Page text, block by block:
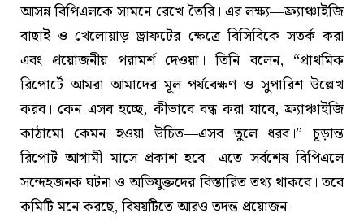
আসন্ন বিপিএলকে সামনে রেখে তৈরি। এর লক্ষ্য—ফ্র্যাঞ্চাইজি
বাছাই ও খেলোয়াড় ড্রাফটের ক্ষেত্রে বিসিবিকে সতর্ক করা
এবং প্রয়োজনীয় পরামর্শ দেওয়া। তিনি বলেন, “প্রাথমিক
রিপোর্টে আমরা আমাদের মূল পর্যবেক্ষণ ও সুপারিশ উল্লেখ
করব। কেন এসব হচ্ছে, কীভাবে বন্ধ করা যাবে, ফ্র্যাঞ্চাইজি
কাঠামো কেমন হওয়া উচিত—এসব তুলে ধরব।” চূড়ান্ত
রিপোর্ট আগামী মাসে প্রকাশ হবে। এতে সর্বশেষ বিপিএলে
সন্দেহজনক ঘটনা ও অভিযুক্তদের বিস্তারিত তথ্য থাকবে। তবে
কমিটি মনে করছে, বিষয়টিতে আরও তদন্ত প্রয়োজন।